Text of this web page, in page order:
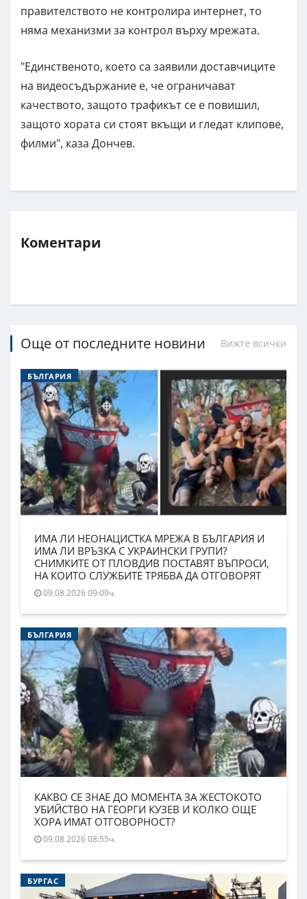
правителството не контролира интернет, то
няма механизми за контрол върху мрежата.
"Единственото, което са заявили доставчиците
на видеосъдържание е, че ограничават
качеството, защото трафикът се е повишил,
защото хората си стоят вкъщи и гледат клипове,
филми", каза Дончев.
Коментари
Още от последните новини Вижте всички
БЪЛГАРИЯ
ИМА ЛИ НЕОНАЦИСТКА МРЕЖА В БЪЛГАРИЯ И
ИМА ЛИ ВРЪЗКА С УКРАИНСКИ ГРУПИ?
СНИМКИТЕ ОТ ПЛОВДИВ ПОСТАВЯТ ВЪПРОСИ,
НА КОИТО СЛУЖБИТЕ ТРЯБВА ДА ОТГОВОРЯТ
09.08.2026 09:09ч.
БЪЛГАРИЯ
КАКВО СЕ ЗНАЕ ДО МОМЕНТА ЗА ЖЕСТОКОТО
УБИЙСТВО НА ГЕОРГИ КУЗЕВ И КОЛКО ОЩЕ
ХОРА ИМАТ ОТГОВОРНОСТ?
09.08.2026 08:55ч.
БУРГАС